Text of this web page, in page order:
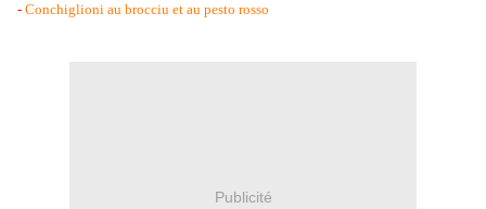
- Conchiglioni au brocciu et au pesto rosso
Publicité